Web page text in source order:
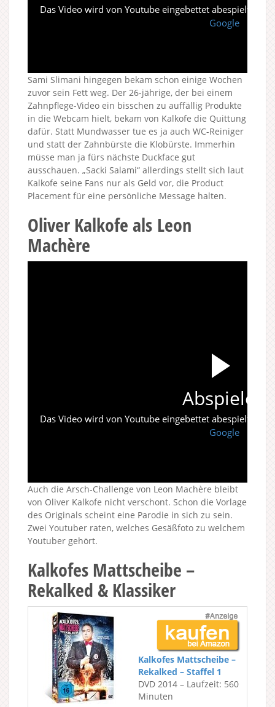
Das Video wird von Youtube eingebettet abespielt. Es
Google
Sami Slimani hingegen bekam schon einige Wochen
zuvor sein Fett weg. Der 26-jährige, der bei einem
Zahnpflege-Video ein bisschen zu auffällig Produkte
in die Webcam hielt, bekam von Kalkofe die Quittung
dafür. Statt Mundwasser tue es ja auch WC-Reiniger
und statt der Zahnbürste die Klobürste. Immerhin
müsse man ja fürs nächste Duckface gut
ausschauen. „Sacki Salami“ allerdings stellt sich laut
Kalkofe seine Fans nur als Geld vor, die Product
Placement für eine persönliche Message halten.
Oliver Kalkofe als Leon
Machère
Abspielen
Das Video wird von Youtube eingebettet abespielt. Es
Google
Auch die Arsch-Challenge von Leon Machère bleibt
von Oliver Kalkofe nicht verschont. Schon die Vorlage
des Originals scheint eine Parodie in sich zu sein.
Zwei Youtuber raten, welches Gesäßfoto zu welchem
Youtuber gehört.
Kalkofes Mattscheibe –
Rekalked & Klassiker
Kalkofes Mattscheibe –
Rekalked – Staffel 1
DVD 2014 – Laufzeit: 560
Minuten